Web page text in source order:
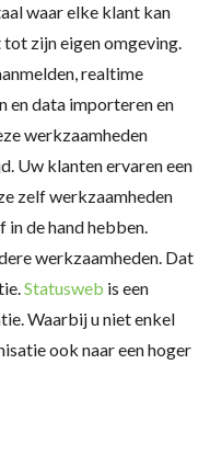
waar elke klant kan
zijn eigen omgeving.
realtime
en data importeren en
werkzaamheden
Uw klanten ervaren een
zelf werkzaamheden
in de hand hebben.
werkzaamheden. Dat
Statusweb is een
Waarbij u niet enkel
ook naar een hoger